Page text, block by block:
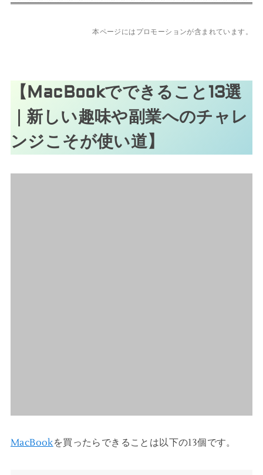
本ページにはプロモーションが含まれています。
【MacBookでできること13選
｜新しい趣味や副業へのチャレ
ンジこそが使い道】
MacBookを買ったらできることは以下の13個です。